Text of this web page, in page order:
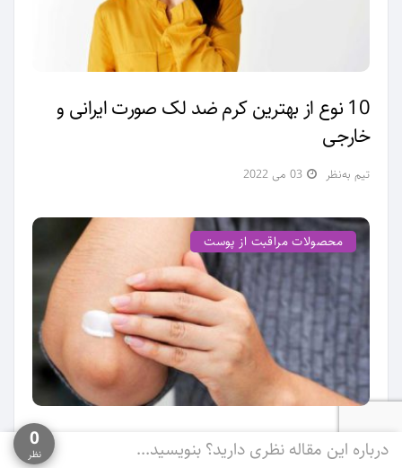
10 نوع از بهترین کرم ضد لک صورت ایرانی و
خارجی
تیم به‌نظر 03 می 2022
محصولات مراقبت از پوست
بهترین کرم رفع تیرگی زانو و آرنج (6 مارک عالی)
درباره این مقاله نظری دارید؟ بنویسید... 0
نظر